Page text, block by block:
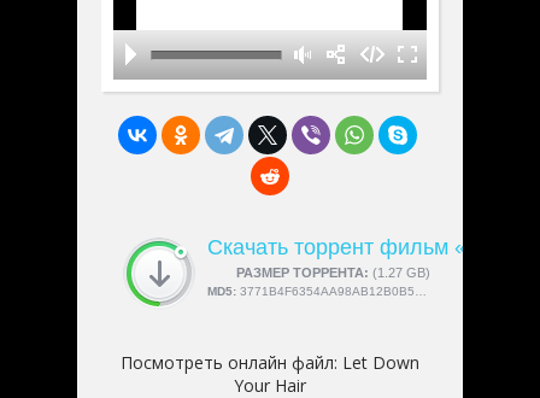
Скачать торрент фильм «Let
РАЗМЕР ТОРРЕНТА: (1.27 GB)
СКАЧАЛИ:4189
MD5: 3771B4F6354AA98AB12B0B5754D918FC
Посмотреть онлайн файл: Let Down
Your Hair